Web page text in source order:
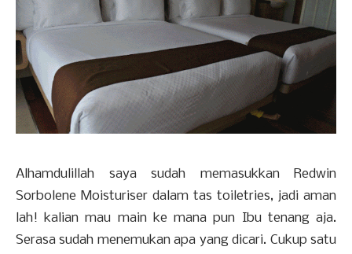
Alhamdulillah saya sudah memasukkan Redwin
Sorbolene Moisturiser dalam tas toiletries, jadi aman
lah! kalian mau main ke mana pun Ibu tenang aja.
Serasa sudah menemukan apa yang dicari. Cukup satu